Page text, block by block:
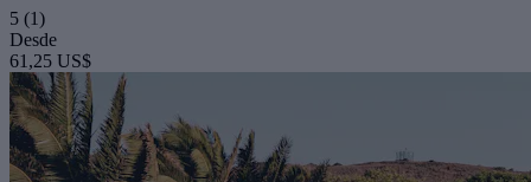
5 (1)
Desde
61,25 US$